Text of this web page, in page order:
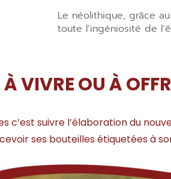
Le néolithique, grâce
toute l’ingéniosité de
À VIVRE OU À
c’est suivre l’élaboration du
ses bouteilles étiquetées à